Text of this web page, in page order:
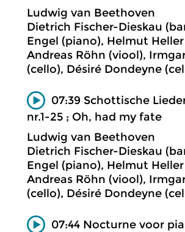
Ludwig van Beethoven
Dietrich Fischer-Dieskau
Engel (piano), Helmut
Andreas Röhn (viool),
(cello), Désiré Dondeyne
07:39 Schottische
nr.1-25 ; Oh, had my fate
Ludwig van Beethoven
Dietrich Fischer-Dieskau
Engel (piano), Helmut
Andreas Röhn (viool),
(cello), Désiré Dondeyne
07:44 Nocturne voor